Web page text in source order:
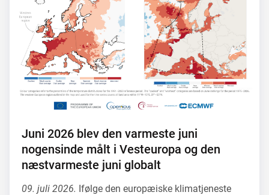
Juni 2026 blev den varmeste juni
nogensinde målt i Vesteuropa og den
næstvarmeste juni globalt
09. juli 2026. Ifølge den europæiske klimatjeneste